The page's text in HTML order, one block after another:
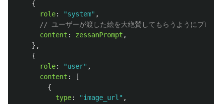
{
role: "system" ,
// ユーザーが渡した絵を大絶賛してもらうようにプロン
content : zessanPrompt ,
},
{
role: "user" ,
content :
[
{
type: "image_url " ,